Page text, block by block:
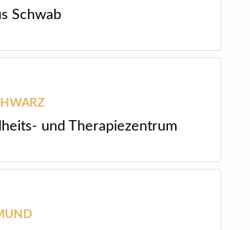
Schwab
und Therapiezentrum